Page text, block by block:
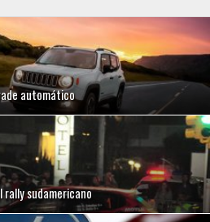
automático
rally sudamericano